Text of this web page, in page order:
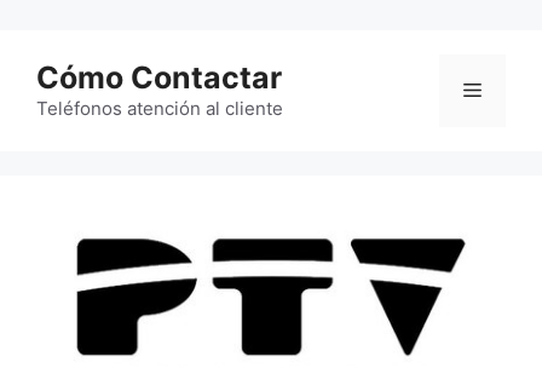
contenido
Cómo Contactar
Teléfonos atención al cliente
Menú